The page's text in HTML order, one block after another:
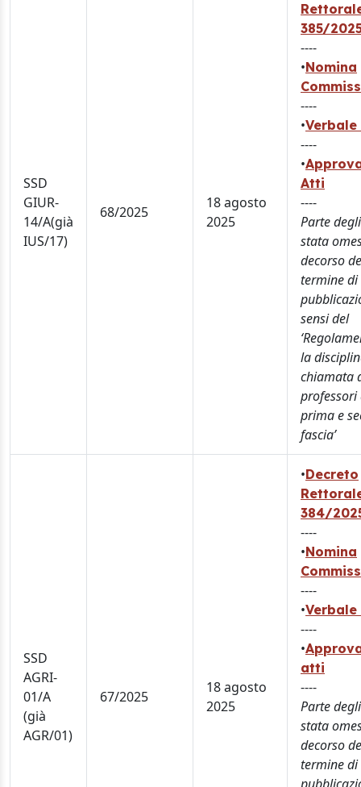
SSD
GIUR-
14/A(già
IUS/17)
68/2025
18 agosto
2025
385/
----
•Nomina
----
•Verbale
----
•
Atti
----
Parte
stata
decorso
termine di
sensi del
la
chiamata
professori
prima e
fascia’
SSD
AGRI-
01/A
(già
AGR/01)
67/2025
18 agosto
2025
•Decreto
384/
----
•Nomina
----
•Verbale
----
•
atti
----
Parte
stata
decorso
termine di